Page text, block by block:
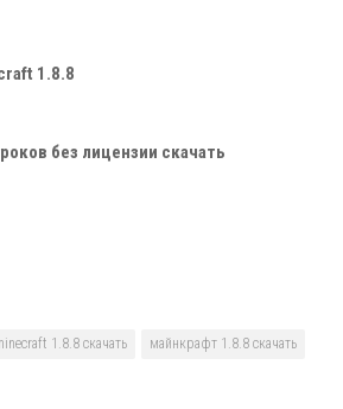
1.8.8
без лицензии скачать
1.8.8 скачать
майнкрафт 1.8.8 скачать